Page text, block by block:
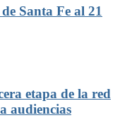
Santa Fe al 21
etapa de la red
audiencias